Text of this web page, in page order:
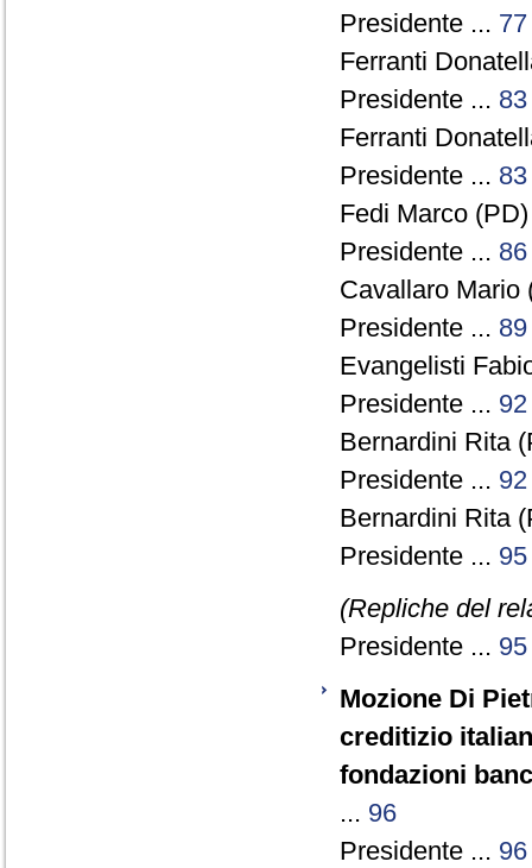
Presidente ... 77
Ferranti
Presidente ... 83
Ferranti
Presidente ... 83
Fedi Marco
Presidente ... 86
Cavallaro
Presidente ... 89
Evangelisti
Presidente ... 92
Bernardini Rita
Presidente ... 92
Bernardini Rita
Presidente ... 95
(Repliche del
Presidente ... 95
Mozione Di
creditizio
fondazioni
... 96
Presidente ... 96